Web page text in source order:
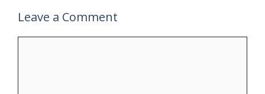
Leave a Comment